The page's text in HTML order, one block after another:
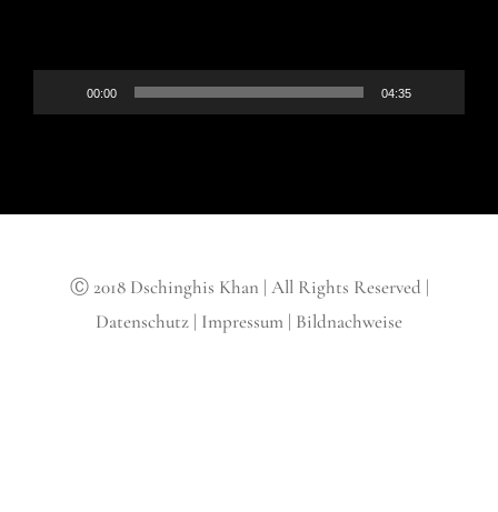
00:00 04:35
Ⓒ 2018 Dschinghis Khan | All Rights Reserved |
Datenschutz | Impressum | Bildnachweise